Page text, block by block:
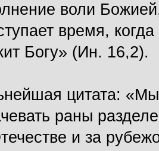
воли
время,
Богу» (Ин. 16,2).
цитата:
раны
и за